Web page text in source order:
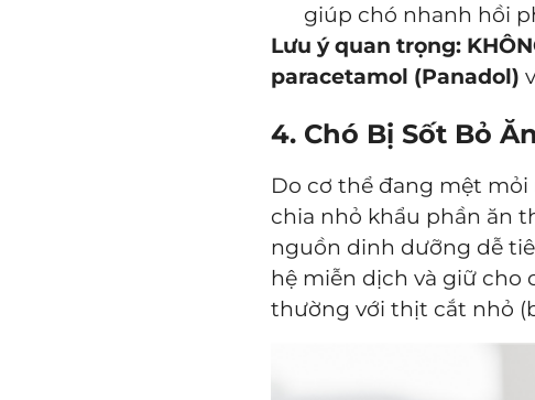
giúp chó nhanh hồi
Lưu ý quan trọng:
paracetamol (Panadol)
4. Chó Bị Sốt Bỏ
Do cơ thể đang mệt
chia nhỏ khẩu phần ăn
nguồn dinh dưỡng dễ
hệ miễn dịch và giữ cho
thường với thịt cắt nhỏ